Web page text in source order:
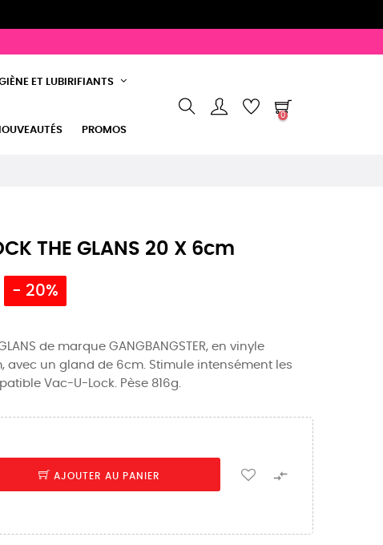
ET LUBIRIFIANTS
PROMOS
0
THE GLANS 20 X 6cm
- 20%
de marque GANGBANGSTER, en vinyle
avec un gland de 6cm. Stimule intensément les
Vac-U-Lock. Pèse 816g.
AJOUTER AU PANIER 